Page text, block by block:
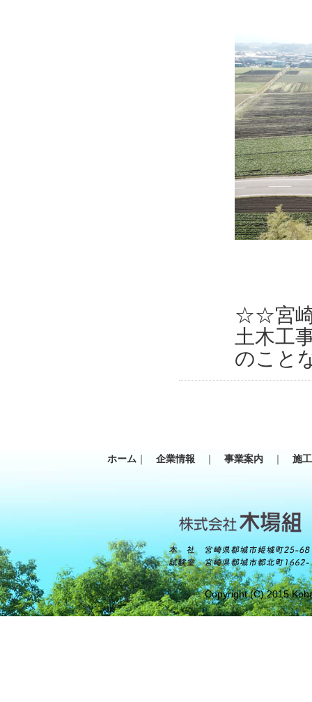
☆☆宮崎
土木工
のこと
ホーム ｜ 企業情報 ｜ 事業案内 ｜ 施
Copyright (C) 2015